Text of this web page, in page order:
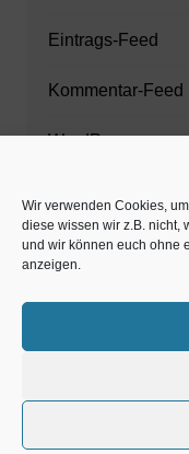
Wir verwenden Cookies,
diese wissen wir z.B. nicht,
und wir können euch ohne
anzeigen.
Eintrags-Feed
Kommentar-Feed
WordPress.org
Zahnarzt München
©familös -